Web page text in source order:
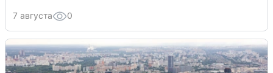
7 августа 0